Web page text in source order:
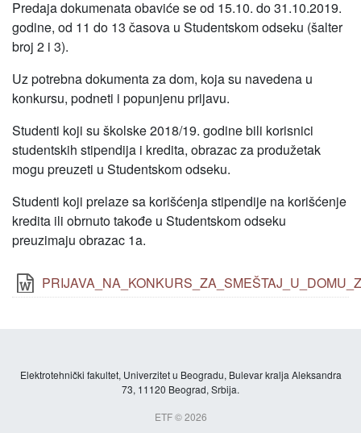
Predaja dokumenata obaviće se od 15.10. do 31.10.2019.
godine, od 11 do 13 časova u Studentskom odseku (šalter
broj 2 i 3).
Uz potrebna dokumenta za dom, koja su navedena u
konkursu, podneti i popunjenu prijavu.
Studenti koji su školske 2018/19. godine bili korisnici
studentskih stipendija i kredita, obrazac za produžetak
mogu preuzeti u Studentskom odseku.
Studenti koji prelaze sa korišćenja stipendije na korišćenje
kredita ili obrnuto takođe u Studentskom odseku
preuzimaju obrazac 1a.
Elektrotehnički fakultet, Univerzitet u Beogradu, Bulevar kralja Aleksandra
73, 11120 Beograd, Srbija.
ETF © 2026